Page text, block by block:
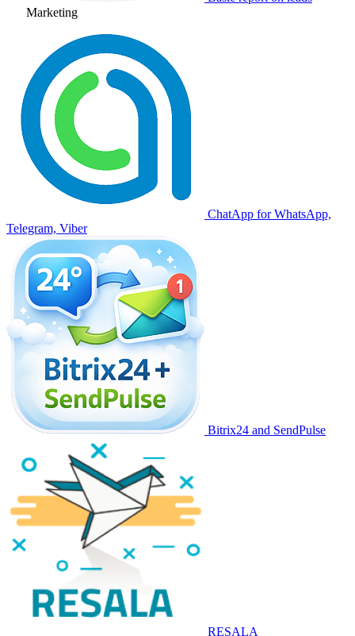
Marketing
ChatApp for WhatsApp,
Telegram, Viber
Bitrix24 and SendPulse
RESALA